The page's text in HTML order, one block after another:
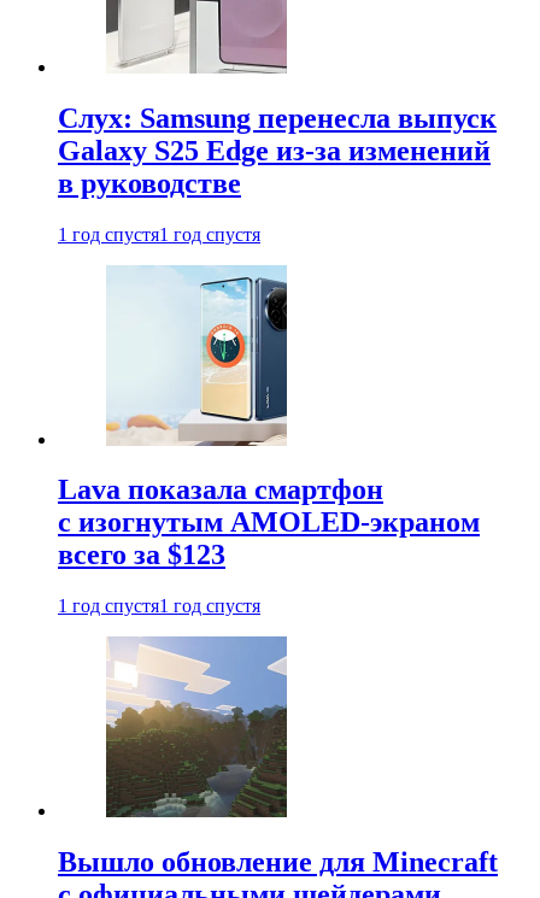
Слух: Samsung перенесла выпуск
Galaxy S25 Edge из-за изменений
в руководстве
1 год спустя1 год спустя
Lava показала смартфон
с изогнутым AMOLED-экраном
всего за $123
1 год спустя1 год спустя
Вышло обновление для Minecraft